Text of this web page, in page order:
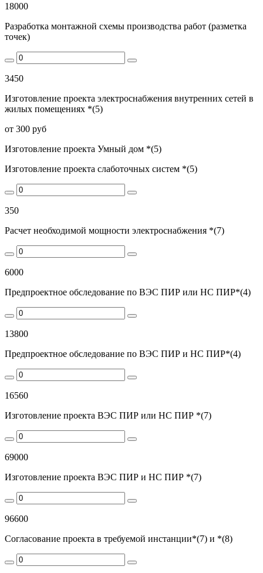
18000
Разработка монтажной схемы производства работ (разметка
точек)
3450
Изготовление проекта электроснабжения внутренних сетей в
жилых помещениях *(5)
от 300 руб
Изготовление проекта Умный дом *(5)
Изготовление проекта слаботочных систем *(5)
350
Расчет необходимой мощности электроснабжения *(7)
6000
Предпроектное обследование по ВЭС ПИР или НС ПИР*(4)
13800
Предпроектное обследование по ВЭС ПИР и НС ПИР*(4)
16560
Изготовление проекта ВЭС ПИР или НС ПИР *(7)
69000
Изготовление проекта ВЭС ПИР и НС ПИР *(7)
96600
Согласование проекта в требуемой инстанции*(7) и *(8)